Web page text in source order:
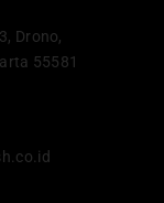
Drono,
55581